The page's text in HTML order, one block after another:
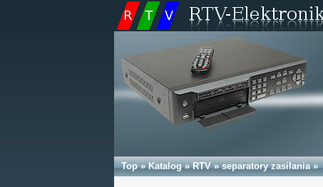
Top»Katalog»RTV»separatory zasilania»